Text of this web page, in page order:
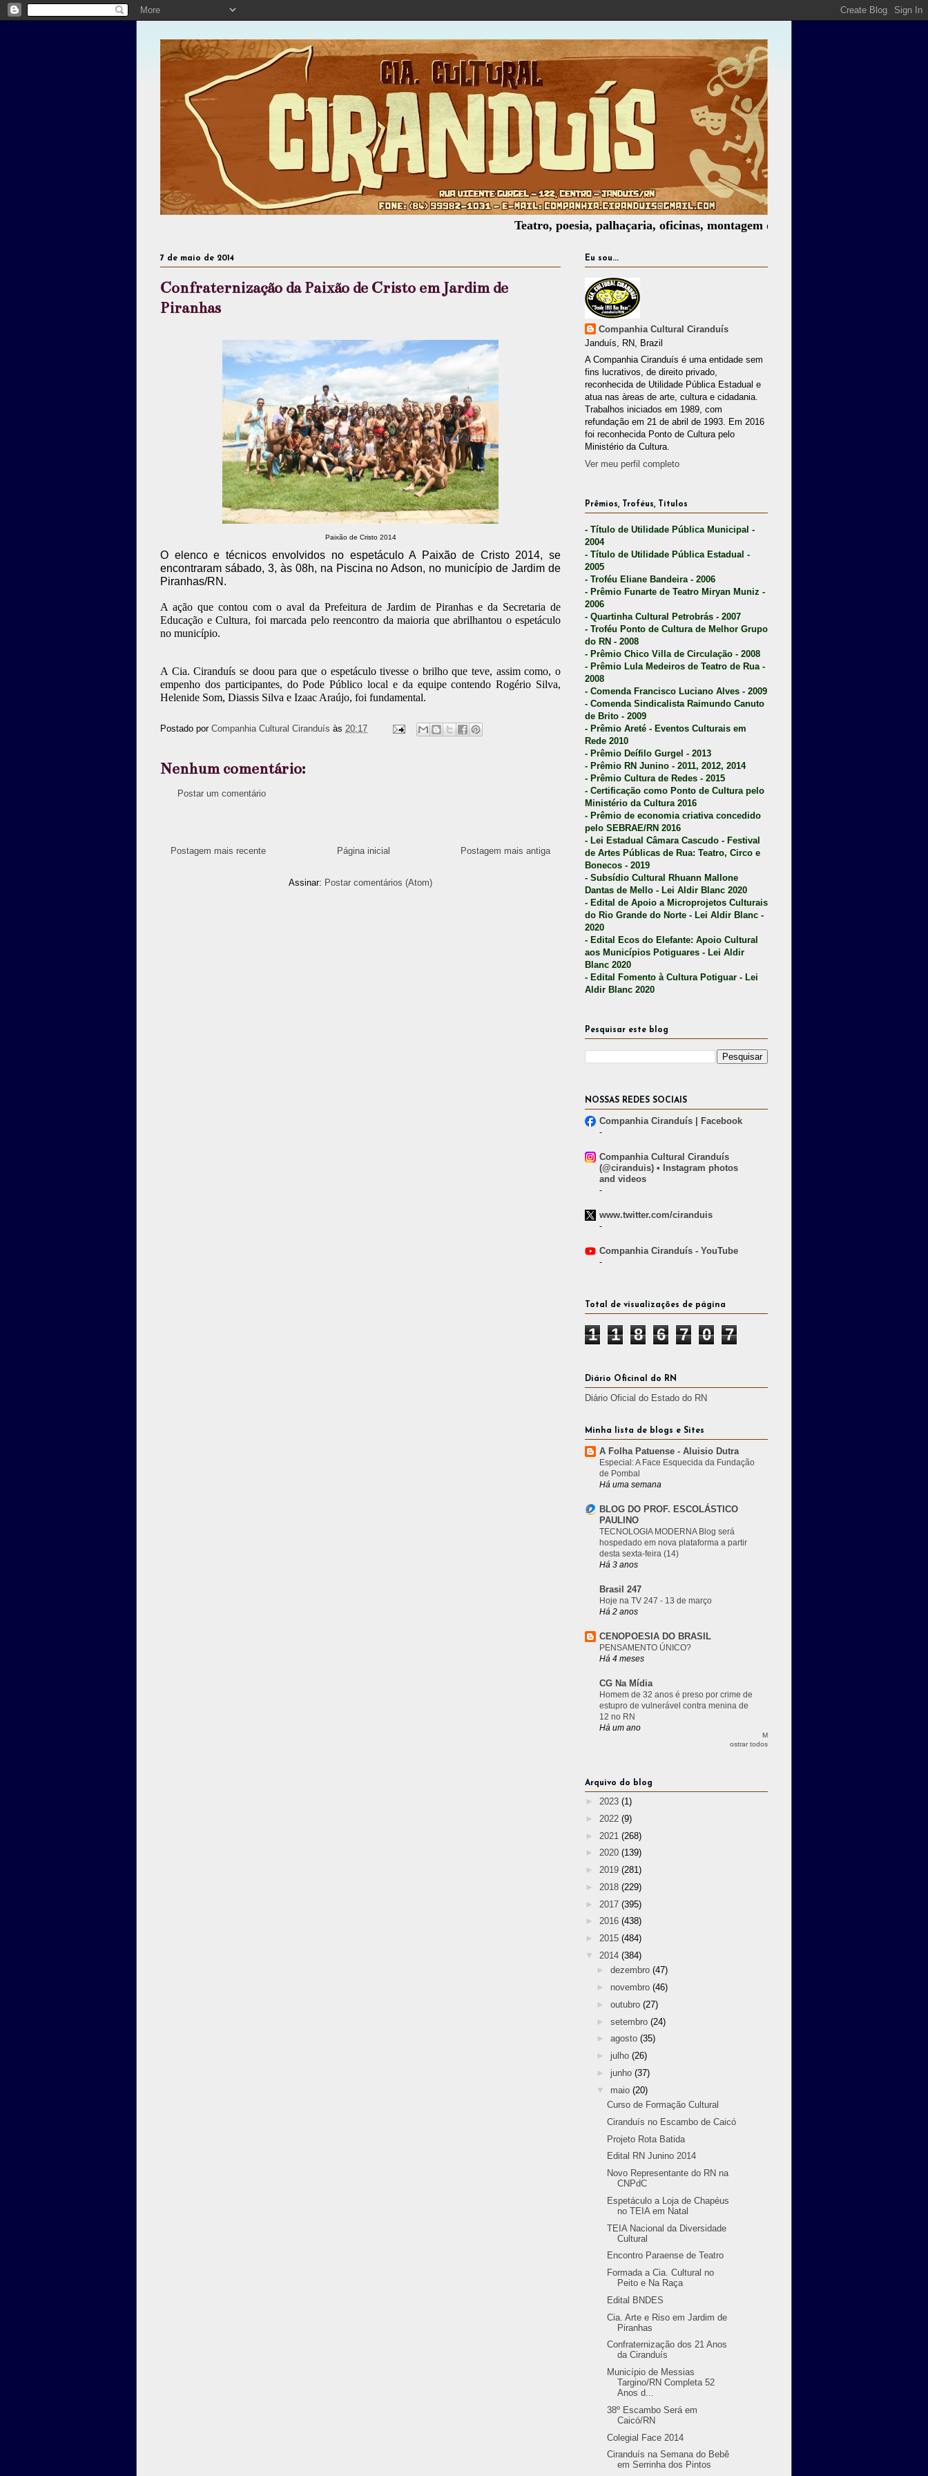
Teatro, poesia, palhaçaria, oficinas, montagem de espetáculos, assessoria cultural,
7 de maio de 2014
Confraternização da Paixão de Cristo em Jardim de
Piranhas
Paixão de Cristo 2014
O elenco e técnicos envolvidos no espetáculo A Paixão de Cristo 2014, se
encontraram sábado, 3, às 08h, na Piscina no Adson, no município de Jardim de
Piranhas/RN.
A ação que contou com o aval da Prefeitura de Jardim de Piranhas e da Secretaria de
Educação e Cultura, foi marcada pelo reencontro da maioria que abrilhantou o espetáculo
no município.
A Cia. Ciranduís se doou para que o espetáculo tivesse o brilho que teve, assim como, o
empenho dos participantes, do Pode Público local e da equipe contendo Rogério Silva,
Helenide Som, Diassis Silva e Izaac Araújo, foi fundamental.
Postado por Companhia Cultural Ciranduís às 20:17
Nenhum comentário:
Postar um comentário
Postagem mais recente Postagem mais antiga
Página inicial
Assinar: Postar comentários (Atom)
Eu sou...
Companhia Cultural Ciranduís
Janduís, RN, Brazil
A Companhia Ciranduís é uma entidade sem
fins lucrativos, de direito privado,
reconhecida de Utilidade Pública Estadual e
atua nas àreas de arte, cultura e cidadania.
Trabalhos iniciados em 1989, com
refundação em 21 de abril de 1993. Em 2016
foi reconhecida Ponto de Cultura pelo
Ministério da Cultura.
Ver meu perfil completo
Prêmios, Troféus, Títulos
- Título de Utilidade Pública Municipal -
2004
- Título de Utilidade Pública Estadual -
2005
- Troféu Eliane Bandeira - 2006
- Prêmio Funarte de Teatro Miryan Muniz -
2006
- Quartinha Cultural Petrobrás - 2007
- Troféu Ponto de Cultura de Melhor Grupo
do RN - 2008
- Prêmio Chico Villa de Circulação - 2008
- Prêmio Lula Medeiros de Teatro de Rua -
2008
- Comenda Francisco Luciano Alves - 2009
- Comenda Sindicalista Raimundo Canuto
de Brito - 2009
- Prêmio Areté - Eventos Culturais em
Rede 2010
- Prêmio Deífilo Gurgel - 2013
- Prêmio RN Junino - 2011, 2012, 2014
- Prêmio Cultura de Redes - 2015
- Certificação como Ponto de Cultura pelo
Ministério da Cultura 2016
- Prêmio de economia criativa concedido
pelo SEBRAE/RN 2016
- Lei Estadual Câmara Cascudo - Festival
de Artes Públicas de Rua: Teatro, Circo e
Bonecos - 2019
- Subsídio Cultural Rhuann Mallone
Dantas de Mello - Lei Aldir Blanc 2020
- Edital de Apoio a Microprojetos Culturais
do Rio Grande do Norte - Lei Aldir Blanc -
2020
- Edital Ecos do Elefante: Apoio Cultural
aos Municípios Potiguares - Lei Aldir
Blanc 2020
- Edital Fomento à Cultura Potiguar - Lei
Aldir Blanc 2020
Pesquisar este blog
NOSSAS REDES SOCIAIS
Companhia Ciranduís | Facebook
-
Companhia Cultural Ciranduís
(@ciranduis) • Instagram photos
and videos
-
www.twitter.com/ciranduis
-
Companhia Ciranduís - YouTube
-
Total de visualizações de página
1 1 8 6 7 0 7
Diário Oficinal do RN
Diário Oficial do Estado do RN
Minha lista de blogs e Sites
A Folha Patuense - Aluisio Dutra
Especial: A Face Esquecida da Fundação
de Pombal
Há uma semana
BLOG DO PROF. ESCOLÁSTICO
PAULINO
TECNOLOGIA MODERNA Blog será
hospedado em nova plataforma a partir
desta sexta-feira (14)
Há 3 anos
Brasil 247
Hoje na TV 247 - 13 de março
Há 2 anos
CENOPOESIA DO BRASIL
PENSAMENTO ÚNICO?
Há 4 meses
CG Na Mídia
Homem de 32 anos é preso por crime de
estupro de vulnerável contra menina de
12 no RN
Há um ano
M
ostrar todos
Arquivo do blog
► 2023 (1)
► 2022 (9)
► 2021 (268)
► 2020 (139)
► 2019 (281)
► 2018 (229)
► 2017 (395)
► 2016 (438)
► 2015 (484)
▼ 2014 (384)
► dezembro (47)
► novembro (46)
► outubro (27)
► setembro (24)
► agosto (35)
► julho (26)
► junho (37)
▼ maio (20)
Curso de Formação Cultural
Ciranduís no Escambo de Caicó
Projeto Rota Batida
Edital RN Junino 2014
Novo Representante do RN na
CNPdC
Espetáculo a Loja de Chapéus
no TEIA em Natal
TEIA Nacional da Diversidade
Cultural
Encontro Paraense de Teatro
Formada a Cia. Cultural no
Peito e Na Raça
Edital BNDES
Cia. Arte e Riso em Jardim de
Piranhas
Confraternização dos 21 Anos
da Ciranduís
Município de Messias
Targino/RN Completa 52
Anos d...
38º Escambo Será em
Caicó/RN
Colegial Face 2014
Ciranduís na Semana do Bebê
em Serrinha dos Pintos